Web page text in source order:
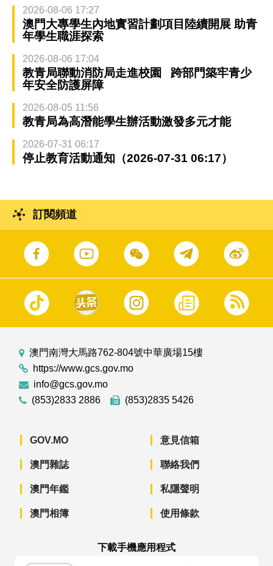
2026-08-06 17:27
澳門大專學生內地實習計劃項目陸續開展 助青
年學生職涯探索
2026-08-06 17:04
教青局聯動消防局走進校園 跨部門築牢青少
年安全防護屏障
2026-08-05 11:56
教青局為高潛能學生辦活動激發多元才能
2026-07-31 06:17
停止教育活動通知（2026-07-31 06:17）
訂閱頻道
澳門南灣大馬路762-804號中華廣場15樓
https://www.gcs.gov.mo
info@gcs.gov.mo
(853)2833 2886
(853)2835 5426
GOV.MO
澳門雜誌
澳門年鑑
澳門相簿
意見信箱
聯絡我們
私隱聲明
使用條款
下載手機應用程式